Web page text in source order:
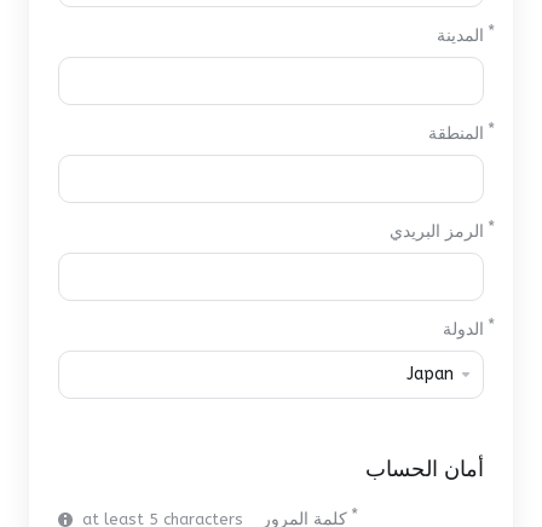
المدينة
المنطقة
الرمز البريدي
الدولة
أمان الحساب
كلمة المرور at least 5 characters